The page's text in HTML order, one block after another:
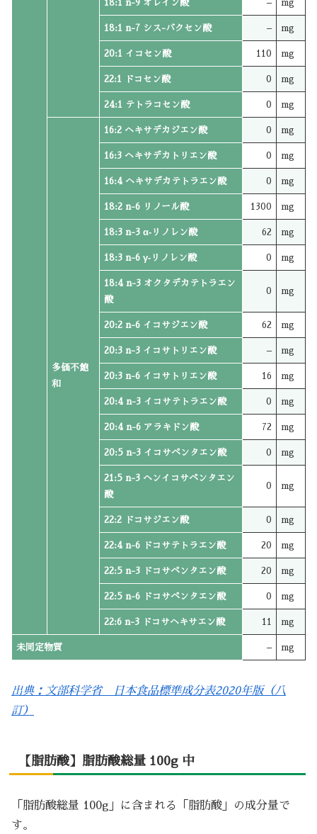
18:1 n-9 オレイン酸 – mg
18:1 n-7 シス-バクセン酸 – mg
20:1 イコセン酸 110 mg
22:1 ドコセン酸 0 mg
24:1 テトラコセン酸 0 mg
多価不飽
和
16:2 ヘキサデカジエン酸 0 mg
16:3 ヘキサデカトリエン酸 0 mg
16:4 ヘキサデカテトラエン酸 0 mg
18:2 n-6 リノール酸 1300 mg
18:3 n-3 α‐リノレン酸 62 mg
18:3 n-6 γ‐リノレン酸 0 mg
18:4 n-3 オクタデカテトラエン
酸
0 mg
20:2 n-6 イコサジエン酸 62 mg
20:3 n-3 イコサトリエン酸 – mg
20:3 n-6 イコサトリエン酸 16 mg
20:4 n-3 イコサテトラエン酸 0 mg
20:4 n-6 アラキドン酸 72 mg
20:5 n-3 イコサペンタエン酸 0 mg
21:5 n-3 ヘンイコサペンタエン
酸
0 mg
22:2 ドコサジエン酸 0 mg
22:4 n-6 ドコサテトラエン酸 20 mg
22:5 n-3 ドコサペンタエン酸 20 mg
22:5 n-6 ドコサペンタエン酸 0 mg
22:6 n-3 ドコサヘキサエン酸 11 mg
未同定物質 – mg
出典：文部科学省 日本食品標準成分表2020年版（八
訂）
【脂肪酸】脂肪酸総量 100g 中
「脂肪酸総量 100g」に含まれる「脂肪酸」の成分量で
す。